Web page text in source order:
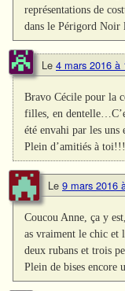
représentations de
dans le Périgord Noir
Le 4 mars 2016 à
Bravo Cécile pour la
filles, en
été envahi par les
Plein d’amitiés à toi!!!
Le 9 mars 2016
Coucou Anne, ça y
as vraiment le chic et
deux rubans et trois
Plein de bises encore